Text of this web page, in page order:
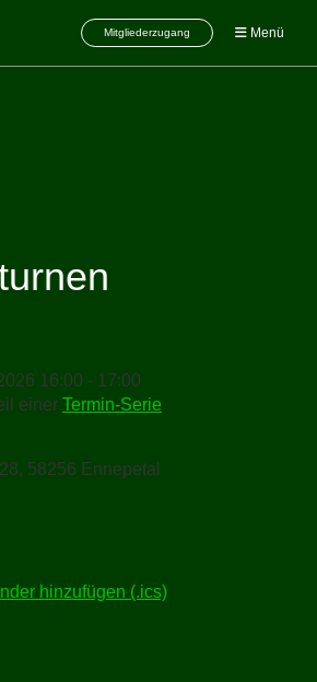
Mitgliederzugang Menü
16:00 - 17:00
einer Termin-Serie
58256 Ennepetal
hinzufügen (.ics)